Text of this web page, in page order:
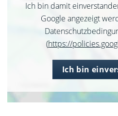
Ich bin damit
Google angezeigt
(https://
Ich bin